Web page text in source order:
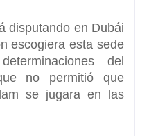
disputando en Dubái
escogiera esta sede
del
no permitió que
se jugara en las